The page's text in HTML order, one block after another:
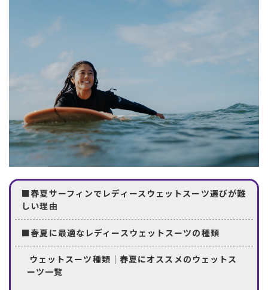
■春夏サーフィンでレディースウェットスーツ選びが難
しい理由
■春夏に最適なレディースウェットスーツの種類
ウェットスーツ種類｜春夏にオススメのウェットス
ーツ一覧